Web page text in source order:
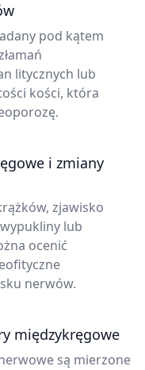
pod kątem
litycznych lub
kości, która
i zmiany
zjawisko
lub
ocenić
nerwów.
międzykręgowe
są mierzone